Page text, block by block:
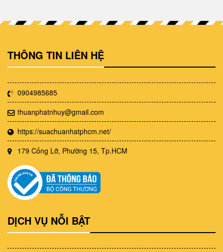
THÔNG TIN LIÊN HỆ
0904985685
thuanphatnhuy@gmail.com
https://suachuanhatphcm.net/
179 Cống Lỡ, Phường 15, Tp.HCM
DỊCH VỤ NỖI BẬT